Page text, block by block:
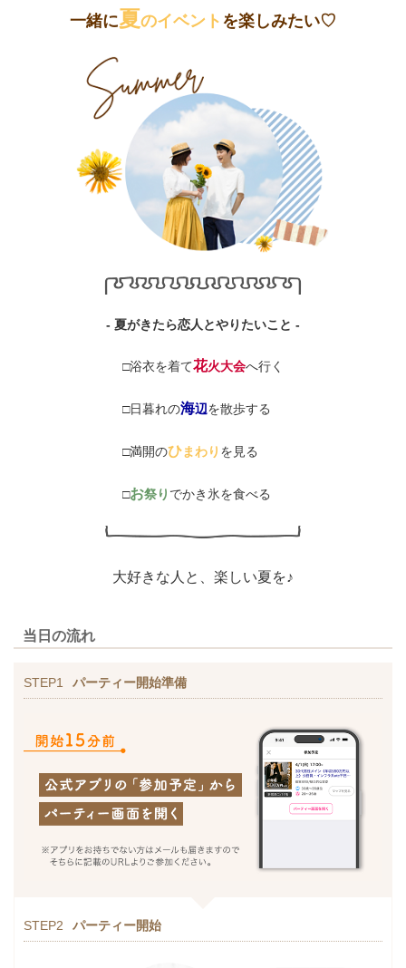
一緒に夏のイベント を楽しみたい♡
- 夏がきたら恋人とやりたいこと -
□浴衣を着て花火大会へ行く
□日暮れの海辺を散歩する
□満開のひまわり を見る
□お祭り でかき氷を食べる
大好きな人と、楽しい夏を♪
当日の流れ
STEP1 パーティー開始準備
STEP2 パーティー開始